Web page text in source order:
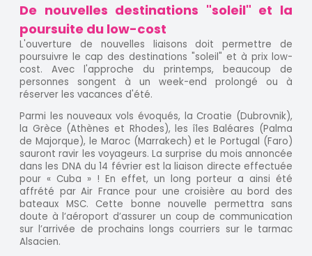
De nouvelles destinations "soleil" et la
poursuite du low-cost
L'ouverture de nouvelles liaisons doit permettre de
poursuivre le cap des destinations "soleil" et à prix low-
cost. Avec l'approche du printemps, beaucoup de
personnes songent à un week-end prolongé ou à
réserver les vacances d'été.
Parmi les nouveaux vols évoqués, la Croatie (Dubrovnik),
la Grèce (Athènes et Rhodes), les îles Baléares (Palma
de Majorque), le Maroc (Marrakech) et le Portugal (Faro)
sauront ravir les voyageurs. La surprise du mois annoncée
dans les DNA du 14 février est la liaison directe effectuée
pour « Cuba » ! En effet, un long porteur a ainsi été
affrété par Air France pour une croisière au bord des
bateaux MSC. Cette bonne nouvelle permettra sans
doute à l’aéroport d’assurer un coup de communication
sur l’arrivée de prochains longs courriers sur le tarmac
Alsacien.